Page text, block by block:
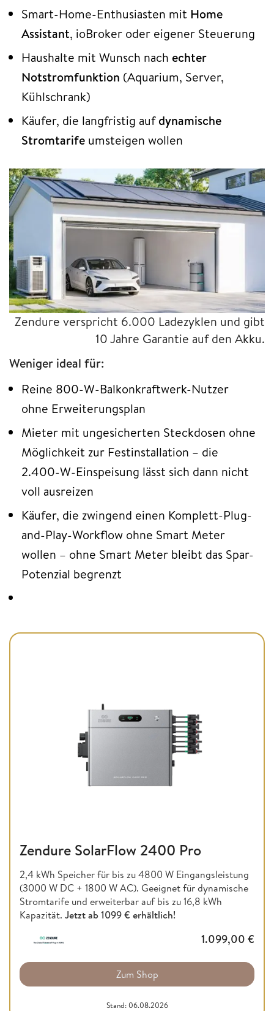
Smart-Home-Enthusiasten mit Home
Assistant, ioBroker oder eigener Steuerung
Haushalte mit Wunsch nach echter
Notstromfunktion (Aquarium, Server,
Kühlschrank)
Käufer, die langfristig aufdynamische
Stromtarife umsteigen wollen
Zendure verspricht 6.000 Ladezyklen und gibt
10 Jahre Garantie auf den Akku.
Weniger ideal für:
Reine 800-W-Balkonkraftwerk-Nutzer
ohne Erweiterungsplan
Mieter mit ungesicherten Steckdosen ohne
Möglichkeit zur Festinstallation – die
2.400-W-Einspeisung lässt sich dann nicht
voll ausreizen
Käufer, die zwingend einen Komplett-Plug-
and-Play-Workflow ohne Smart Meter
wollen – ohne Smart Meter bleibt das Spar-
Potenzial begrenzt
Zendure SolarFlow 2400 Pro
2,4 kWh Speicher für bis zu 4800 W Eingangsleistung
(3000 W DC + 1800 W AC). Geeignet für dynamische
Stromtarife und erweiterbar auf bis zu 16,8 kWh
Kapazität. Jetzt ab1099 € erhältlich!
1.099,00 €
Zum Shop
Stand: 06.08.2026